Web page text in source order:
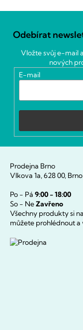
Odebírat
Vložte svůj e-mail
nových
E-mail
Prodejna Brno
Vlkova 1a, 628 00, Brno
Po - Pá 9:00 - 18:00
So - NeZavřeno
Všechny produkty si
můžete prohlédnout a